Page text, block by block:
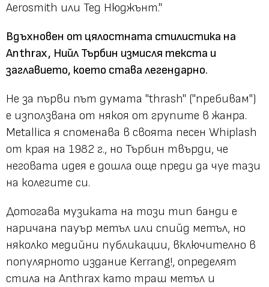
Aerosmith или Тед Нюджънт."
Вдъхновен от цялостната стилистика на
Anthrax, Нийл Търбин измисля текста и
заглавието, което става легендарно.
Не за първи път думата "thrash" ("пребивам")
е използвана от някоя от групите в жанра.
Metallica я споменава в своята песен Whiplash
от края на 1982 г., но Търбин твърди, че
неговата идея е дошла още преди да чуе тази
на колегите си.
Дотогава музиката на този тип банди е
наричана пауър метъл или спийд метъл, но
няколко медийни публикации, включително в
популярното издание Kerrang!, определят
стила на Anthrax като траш метъл и